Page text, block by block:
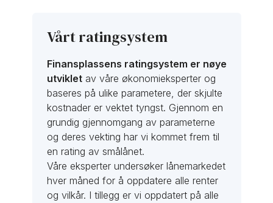
Vårt ratingsystem
Finansplassens ratingsystem er nøye
utvikletav våre økonomieksperter og
baseres på ulike parametere, der skjulte
kostnader er vektet tyngst. Gjennom en
grundig gjennomgang av parameterne
og deres vekting har vi kommet frem til
en rating av smålånet.
Våre eksperter undersøker lånemarkedet
hver måned for å oppdatere alle renter
og vilkår. I tillegg er vi oppdatert på alle